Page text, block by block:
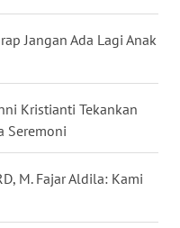
Jangan Ada Lagi Anak
Kristianti Tekankan
Seremoni
M. Fajar Aldila: Kami